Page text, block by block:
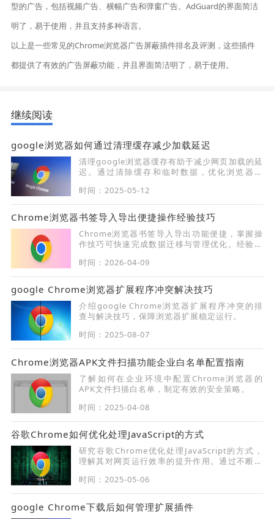
型的广告，包括视频广告、横幅广告和弹窗广告。AdGuard的界面简洁
明了，易于使用，并且支持多种语言。
以上是一些常见的Chrome浏览器广告屏蔽插件排名及评测，这些插件
都提供了有效的广告屏蔽功能，并且界面简洁明了，易于使用。
继续阅读
google浏览器如何通过清理缓存减少加载延迟
清理google浏览器缓存有助于减少网页加载的延
迟。通过清除缓存和临时数据，优化浏览器性
和响应。
时间：2025-05-12
Chrome浏览器书签导入导出便捷操作经验技巧
Chrome浏览器书签导入导出功能便捷，掌握操
作技巧可快速完成数据迁移与管理优化。经验总
时间：2026-04-09
google Chrome浏览器扩展程序冲突解决技巧
介绍google Chrome浏览器扩展程序冲突的排
查与解决技巧，保障浏览器扩展稳定运行。
时间：2025-08-07
Chrome浏览器APK文件扫描功能企业白名单配置指南
了解如何在企业环境中配置Chrome浏览器的
APK文件扫描白名单，制定有效的安全策略。
时间：2025-04-08
谷歌Chrome如何优化处理JavaScript的方式
研究谷歌Chrome优化处理JavaScript的方式，
理解其对网页运行效率的提升作用。通过不断改
时间：2025-05-06
google Chrome下载后如何管理扩展插件